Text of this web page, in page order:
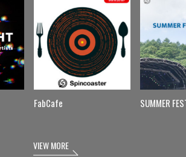
FabCafe SUMMER
VIEW MORE